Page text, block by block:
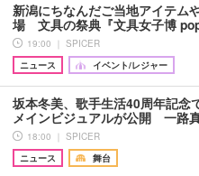
新潟にちなんだご当地アイテム
場 文具の祭典『文具女子博
19:00 ｜ SPICER
ニュース
イベント/レジャー
坂本冬美、歌手生活40周年記念
メインビジュアルが公開 一路
18:00 ｜ SPICER
ニュース
舞台